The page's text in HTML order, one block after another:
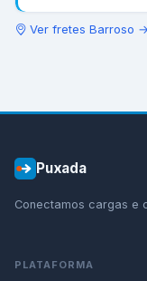
Ver fretes Barroso →
Puxada
Conectamos cargas e
PLATAFORMA